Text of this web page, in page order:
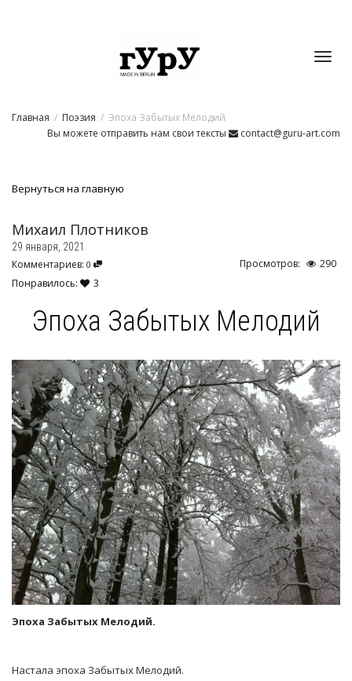
Главная Поэзия
Эпоха Забытых Мелодий
Вы можете отправить нам свои тексты
contact@guru-art.com
Вернуться на главную
Михаил Плотников
29 января, 2021
Комментариев: 0 Просмотров:
290
Понравилось:
3
Эпоха Забытых Мелодий
Эпоха Забытых Мелодий.
Настала эпоха Забытых Мелодий.